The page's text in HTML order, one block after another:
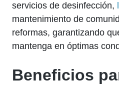
servicios de desinfección,
mantenimiento de
reformas, garantizando
mantenga en óptimas
Beneficios